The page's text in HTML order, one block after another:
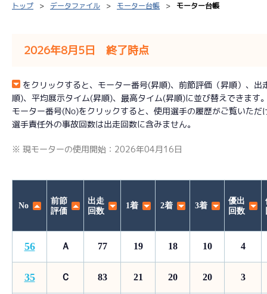
レース結果一覧
出走表PDF
モーター抽選結果・
選手コ
ボートデータ
出目データ
トップ データファイル モーター台帳 モーター台帳
2026年8月5日 終了時点
をクリックすると、モーター番号(昇順)、前節評価（昇順）、
順)、平均展示タイム(昇順)、最高タイム(昇順)に並び替えできます
モーター番号(No)をクリックすると、使用選手の履歴がご覧いただ
選手責任外の事故回数は出走回数に含みません。
※ 現モーターの使用開始：2026年04月16日
No
前節
評価
出走
回数
1着 2着 3着
優出
回数
56 Ａ 77 19 18 10 4
35 Ｃ 83 21 20 20 3